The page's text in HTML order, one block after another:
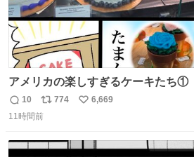
アメリカの楽しすぎるケーキたち①
返
信
10
リ
ポ
ト
774
い
数
6,669
11時間前